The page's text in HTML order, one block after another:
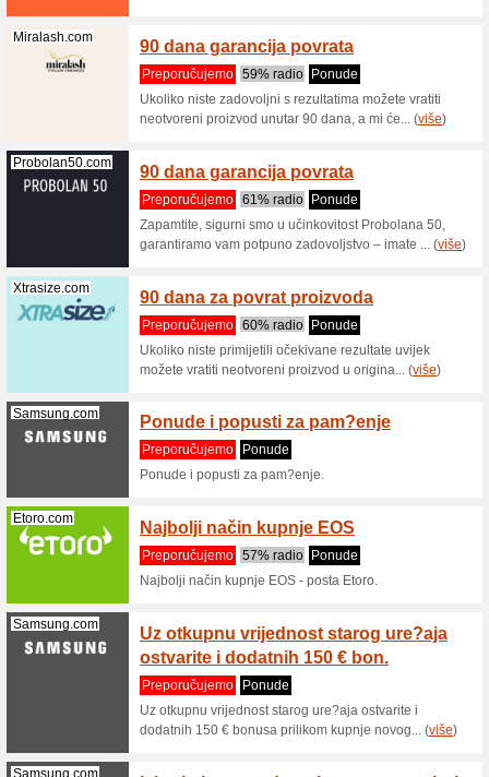
Gaia
Metalshop.co...
HR
6%
//
Metalshop.co...